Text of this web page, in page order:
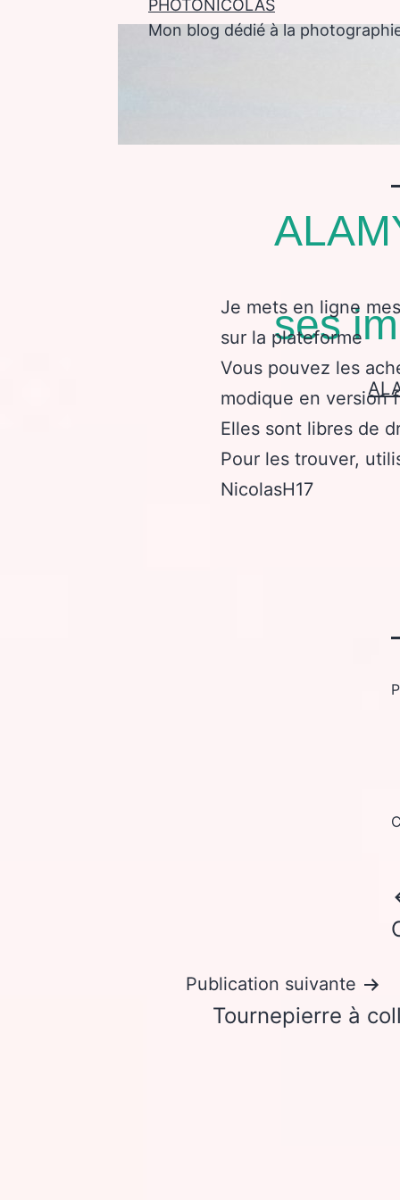
PHOTONICOLAS
Mon blog dédié à la
ses
Je mets en ligne
sur la plateforme
Vous pouvez les
modique en version
Elles sont libres de
Pour les trouver,
NicolasH17
Publication suivante
Tournepierre à